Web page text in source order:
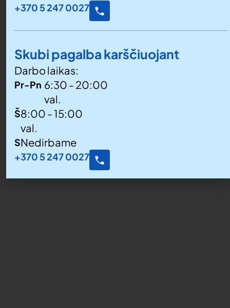
+370 5 247 0027
Skubi pagalba karščiuojant
Darbo laikas:
Pr-Pn 6:30 - 20:00
val.
Š8:00 - 15:00
val.
SNedirbame
+370 5 247 0027